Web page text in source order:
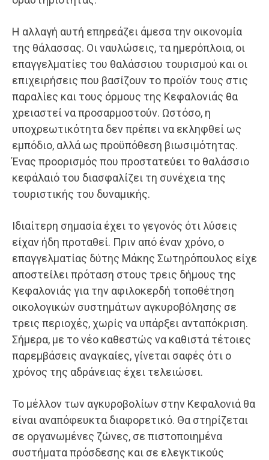
Η αλλαγή αυτή επηρεάζει άμεσα την οικονομία
της θάλασσας. Οι ναυλώσεις, τα ημερόπλοια, οι
επαγγελματίες του θαλάσσιου τουρισμού και οι
επιχειρήσεις που βασίζουν το προϊόν τους στις
παραλίες και τους όρμους της Κεφαλονιάς θα
χρειαστεί να προσαρμοστούν. Ωστόσο, η
υποχρεωτικότητα δεν πρέπει να εκληφθεί ως
εμπόδιο, αλλά ως προϋπόθεση βιωσιμότητας.
Ένας προορισμός που προστατεύει το θαλάσσιο
κεφάλαιό του διασφαλίζει τη συνέχεια της
τουριστικής του δυναμικής.
Ιδιαίτερη σημασία έχει το γεγονός ότι λύσεις
είχαν ήδη προταθεί. Πριν από έναν χρόνο, ο
επαγγελματίας δύτης Μάκης Σωτηρόπουλος είχε
αποστείλει πρόταση στους τρεις δήμους της
Κεφαλονιάς για την αφιλοκερδή τοποθέτηση
οικολογικών συστημάτων αγκυροβόλησης σε
τρεις περιοχές, χωρίς να υπάρξει ανταπόκριση.
Σήμερα, με το νέο καθεστώς να καθιστά τέτοιες
παρεμβάσεις αναγκαίες, γίνεται σαφές ότι ο
χρόνος της αδράνειας έχει τελειώσει.
Το μέλλον των αγκυροβολίων στην Κεφαλονιά θα
είναι αναπόφευκτα διαφορετικό. Θα στηρίζεται
σε οργανωμένες ζώνες, σε πιστοποιημένα
συστήματα πρόσδεσης και σε ελεγκτικούς